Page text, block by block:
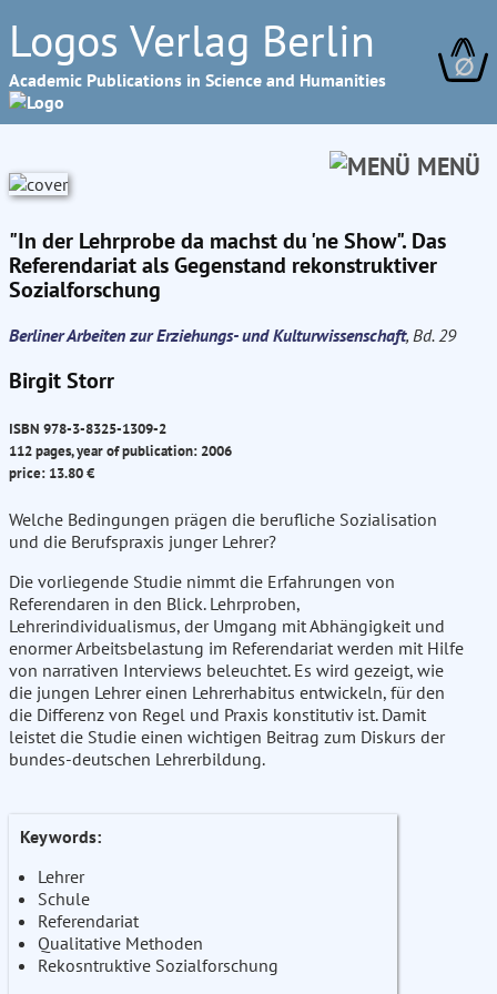
Logos Verlag Berlin
Academic Publications in Science and Humanities ∅
MENÜ
"In der Lehrprobe da machst du 'ne Show". Das
Referendariat als Gegenstand rekonstruktiver
Sozialforschung
Berliner Arbeiten zur Erziehungs- und Kulturwissenschaft, Bd. 29
Birgit Storr
ISBN 978-3-8325-1309-2
112 pages, year of publication: 2006
price: 13.80 €
Welche Bedingungen prägen die berufliche Sozialisation
und die Berufspraxis junger Lehrer?
Die vorliegende Studie nimmt die Erfahrungen von
Referendaren in den Blick. Lehrproben,
Lehrerindividualismus, der Umgang mit Abhängigkeit und
enormer Arbeitsbelastung im Referendariat werden mit Hilfe
von narrativen Interviews beleuchtet. Es wird gezeigt, wie
die jungen Lehrer einen Lehrerhabitus entwickeln, für den
die Differenz von Regel und Praxis konstitutiv ist. Damit
leistet die Studie einen wichtigen Beitrag zum Diskurs der
bundes-deutschen Lehrerbildung.
Keywords:
Lehrer
Schule
Referendariat
Qualitative Methoden
Rekosntruktive Sozialforschung